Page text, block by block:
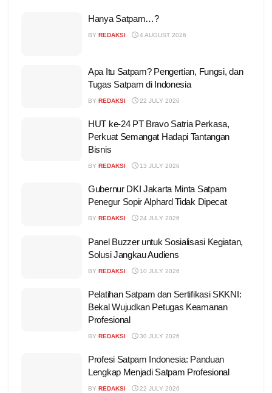
Hanya Satpam…?
BY REDAKSI 4 AUGUST 2026
Apa Itu Satpam? Pengertian, Fungsi, dan
Tugas Satpam di Indonesia
BY REDAKSI 22 JULY 2026
HUT ke-24 PT Bravo Satria Perkasa,
Perkuat Semangat Hadapi Tantangan
Bisnis
BY REDAKSI 13 JULY 2026
Gubernur DKI Jakarta Minta Satpam
Penegur Sopir Alphard Tidak Dipecat
BY REDAKSI 24 JULY 2026
Panel Buzzer untuk Sosialisasi Kegiatan,
Solusi Jangkau Audiens
BY REDAKSI 10 JULY 2026
Pelatihan Satpam dan Sertifikasi SKKNI:
Bekal Wujudkan Petugas Keamanan
Profesional
BY REDAKSI 30 JULY 2026
Profesi Satpam Indonesia: Panduan
Lengkap Menjadi Satpam Profesional
BY REDAKSI 22 JULY 2026